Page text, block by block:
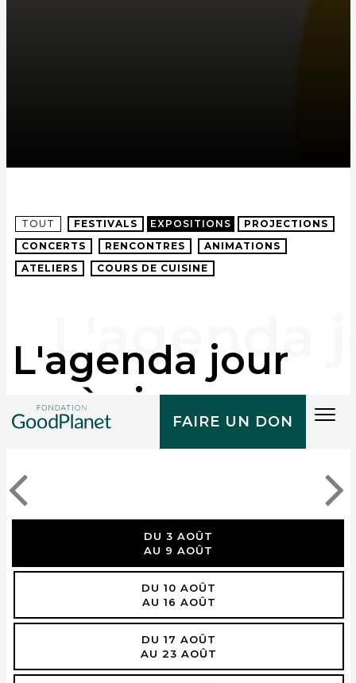
FAIRE UN DON
TOUT FESTIVALS EXPOSITIONS
PROJECTIONS
CONCERTS
RENCONTRES
ANIMATIONS
ATELIERS
COURS DE CUISINE
L'agenda jour
après jour
DU 3 AOÛT
AU 9 AOÛT
DU 10 AOÛT
AU 16 AOÛT
DU 17 AOÛT
AU 23 AOÛT